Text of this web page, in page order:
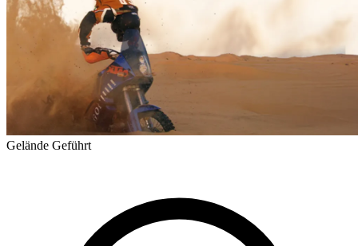
Gelände Geführt